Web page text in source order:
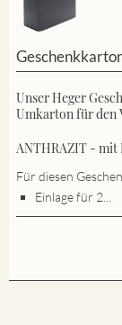
Unser Heger
Umkarton für den
ANTHRAZIT - mit
Für diesen
Einlage für 2...